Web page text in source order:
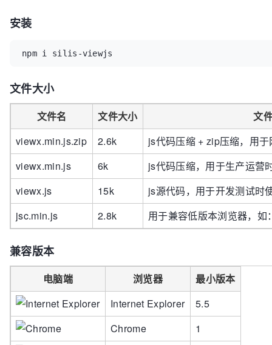
安装
npm i silis-viewjs
文件大小
文件名 文件大小
文
viewx.min.js.zip
2.6k
js代码压缩 + zip压缩，用
viewx.min.js
6k
js代码压缩，用于生产运营
viewx.js
15k
js源代码，用于开发测试时
jsc.min.js
2.8k 用于兼容低版本浏览器，如
兼容版本
电脑端 浏览器
最小版本
Internet Explorer
5.5
Chrome
1